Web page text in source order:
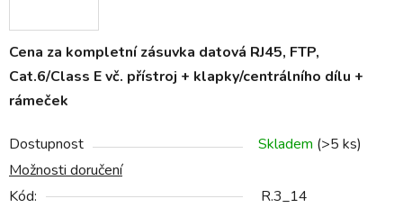
Cena za kompletní zásuvka datová RJ45, FTP,
Cat.6/Class Evč. přístroj + klapky/centrálního dílu +
rámeček
Dostupnost Skladem (>5 ks)
Možnosti doručení
Kód:
R.3_14